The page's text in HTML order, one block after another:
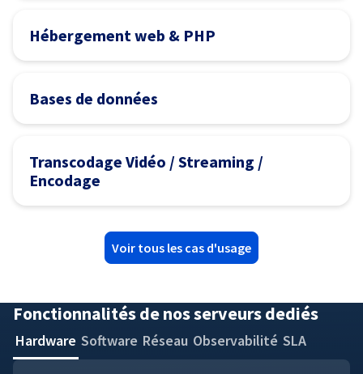
Hébergement web & PHP
Bases de données
Transcodage Vidéo / Streaming /
Encodage
Voir tous les cas d'usage
Fonctionnalités de nos serveurs dediés
Hardware Software Réseau Observabilité SLA